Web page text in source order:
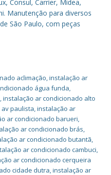
Consul, Carrier, Midea,
Manutenção para diversos
São Paulo, com peças
aclimação,instalação ar
água funda,
,instalação ar condicionado alto
paulista,instalação ar
ar condicionado barueri,
ar condicionado brás,
ar condicionado butantã,
ar condicionado cambuci,
ar condicionado cerqueira
cidade dutra,instalação ar